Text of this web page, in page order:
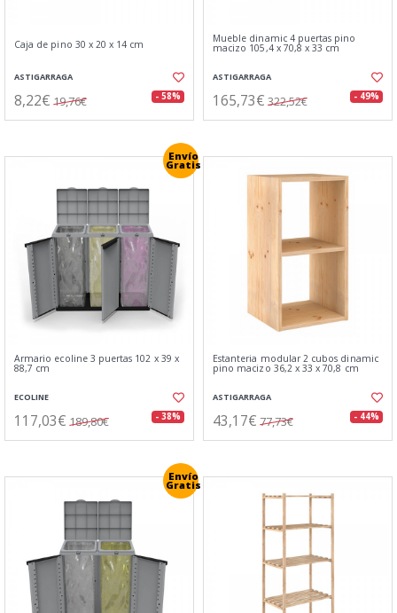
Caja de pino 30 x 20 x 14 cm
ASTIGARRAGA
8,22€ 19,76€ - 58%
Mueble dinamic 4 puertas pino
macizo 105,4 x 70,8 x 33 cm
ASTIGARRAGA
165,73€ 322,52€ - 49%
Envío
Gratis
Armario ecoline 3 puertas 102 x 39 x
88,7 cm
ECOLINE
117,03€ 189,80€ - 38%
Estanteria modular 2 cubos dinamic
pino macizo 36,2 x 33 x 70,8 cm
ASTIGARRAGA
43,17€ 77,73€ - 44%
Envío
Gratis